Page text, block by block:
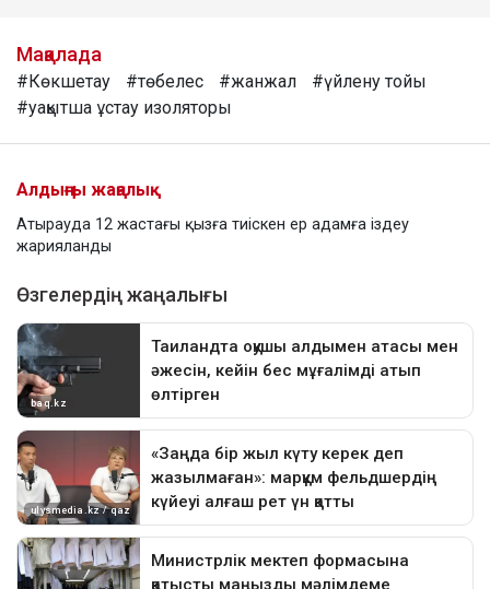
Мақалада
#Көкшетау #төбелес #жанжал
#үйлену тойы
#уақытша ұстау изоляторы
Алдыңғы жаңалық
Атырауда 12 жастағы қызға тиіскен ер адамға іздеу
жарияланды